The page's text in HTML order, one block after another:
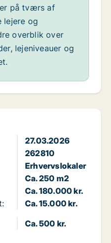
27.03.2026
262810
Erhvervslokaler
Ca. 250 m2
Ca. 180.000 kr.
Ca. 15.000 kr.
Ca. 500 kr.
på tværs af
lejere og
overblik over
lejeniveauer og